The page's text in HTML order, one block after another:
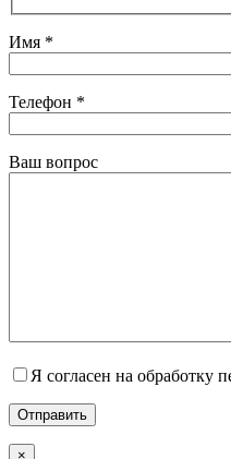
Имя *
Телефон *
Ваш вопрос
Я согласен на обработку
×